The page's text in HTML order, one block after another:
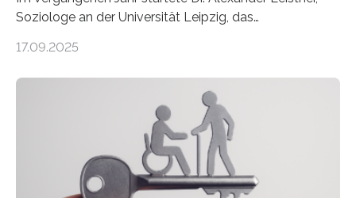
Soziologe an der Universität Leipzig, das
across the Country“. Nun ist das „Projektbuch“
Schriftstellerinnen Manja Präkels, Tina Pruschmann und
Barbara Thériault. Es trägt den Titel
„Extremwetterlagen – Reportagen aus einem neuen
Deutschland“ und enthält eine Vielzahl von
zivilgesellschaftlichen Stimmen und Beobachtungen in
ländlichen Regionen. Im Interview spricht Projektleiter
17.09.2025